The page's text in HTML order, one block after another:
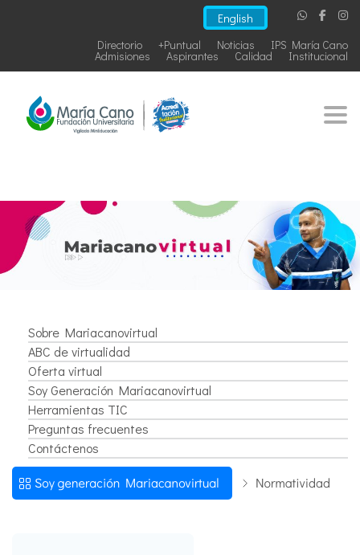
English
IPS María Cano
Noticias
+Puntual
Directorio
Institucional
Calidad
Aspirantes
Admisiones
Sobre Mariacanovirtual
ABC de virtualidad
Oferta virtual
Soy Generación Mariacanovirtual
Herramientas TIC
Preguntas frecuentes
Contáctenos